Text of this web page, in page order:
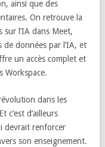
ainsi que des
On retrouve la
sur l’IA dans Meet,
données par l’IA, et
un accès complet et
Workspace.
dans les
c’est d’ailleurs
devrait renforcer
son enseignement.